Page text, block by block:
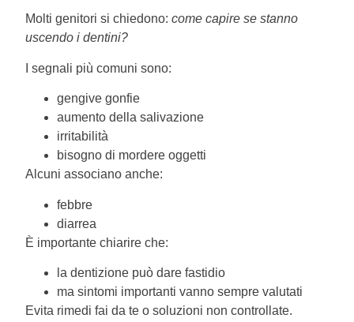
Molti genitori si chiedono: come capire se stanno
uscendo i dentini?
I segnali più comuni sono:
gengive gonfie
aumento della salivazione
irritabilità
bisogno di mordere oggetti
Alcuni associano anche:
febbre
diarrea
È importante chiarire che:
la dentizione può dare fastidio
ma sintomi importanti vanno sempre valutati
Evita rimedi fai da te o soluzioni non controllate.